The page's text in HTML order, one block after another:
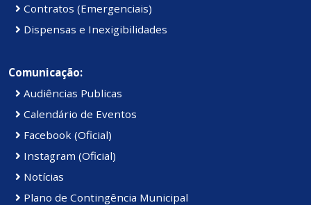
Contratos (Emergenciais)
Dispensas e Inexigibilidades
Comunicação:
Audiências Publicas
Calendário de Eventos
Facebook (Oficial)
Instagram (Oficial)
Notícias
Plano de Contingência Municipal